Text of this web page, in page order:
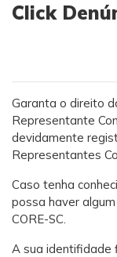
Click
Garanta o direito
Representante
devidamente
Representantes
Caso tenha
possa haver
CORE-SC.
A sua identifidade